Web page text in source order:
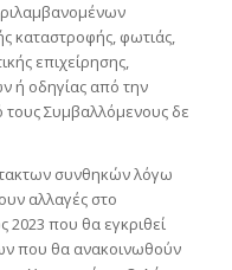
καταστροφής, φωτιάς,
επιχείρησης,
ή οδηγίας από την
Συμβαλλόμενους δε
συνθηκών λόγω
αλλαγές στο
που θα εγκριθεί
που θα ανακοινωθούν